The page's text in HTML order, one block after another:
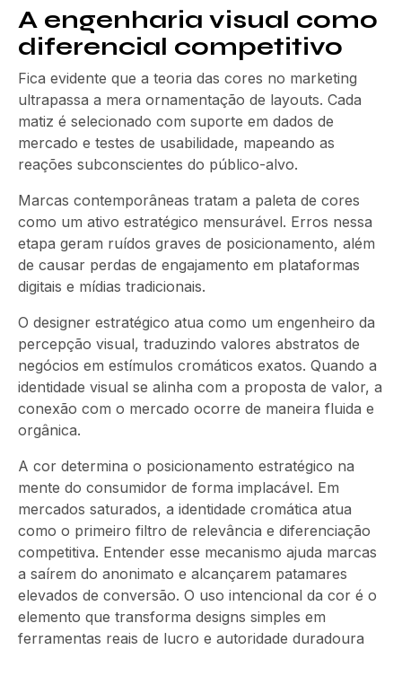
A engenharia visual como
diferencial competitivo
Fica evidente que a teoria das cores no marketing
ultrapassa a mera ornamentação de layouts. Cada
matiz é selecionado com suporte em dados de
mercado e testes de usabilidade, mapeando as
reações subconscientes do público-alvo.
Marcas contemporâneas tratam a paleta de cores
como um ativo estratégico mensurável. Erros nessa
etapa geram ruídos graves de posicionamento, além
de causar perdas de engajamento em plataformas
digitais e mídias tradicionais.
O designer estratégico atua como um engenheiro da
percepção visual, traduzindo valores abstratos de
negócios em estímulos cromáticos exatos. Quando a
identidade visual se alinha com a proposta de valor, a
conexão com o mercado ocorre de maneira fluida e
orgânica.
A cor determina o posicionamento estratégico na
mente do consumidor de forma implacável. Em
mercados saturados, a identidade cromática atua
como o primeiro filtro de relevância e diferenciação
competitiva. Entender esse mecanismo ajuda marcas
a saírem do anonimato e alcançarem patamares
elevados de conversão. O uso intencional da cor é o
elemento que transforma designs simples em
ferramentas reais de lucro e autoridade duradoura